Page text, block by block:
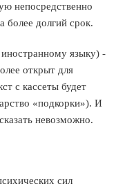
непосредственно
долгий срок.
языку) -
открыт для
с кассеты будет
«подкорки»). И
невозможно.
сил